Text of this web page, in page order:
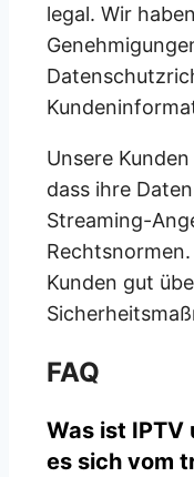
legal. Wir
Unsere
dass ihre
Streaming-
Kunden gut
FAQ
Was ist
es sich vom